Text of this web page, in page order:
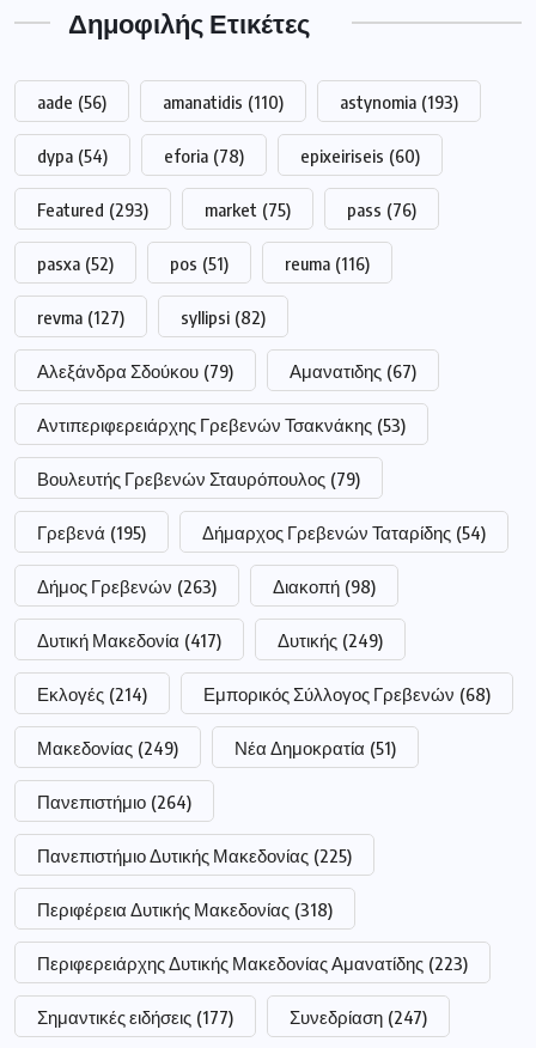
Δημοφιλής Ετικέτες
aade (56) amanatidis (110) astynomia (193)
dypa (54) eforia (78) epixeiriseis (60)
Featured (293) market (75) pass (76)
pasxa (52) pos (51) reuma (116)
revma (127) syllipsi (82)
Αλεξάνδρα Σδούκου (79) Αμανατιδης (67)
Αντιπεριφερειάρχης Γρεβενών Τσακνάκης (53)
Βουλευτής Γρεβενών Σταυρόπουλος (79)
Γρεβενά (195) Δήμαρχος Γρεβενών Ταταρίδης (54)
Δήμος Γρεβενών (263) Διακοπή (98)
Δυτική Μακεδονία (417) Δυτικής (249)
Εκλογές (214) Εμπορικός Σύλλογος Γρεβενών (68)
Μακεδονίας (249) Νέα Δημοκρατία (51)
Πανεπιστήμιο (264)
Πανεπιστήμιο Δυτικής Μακεδονίας (225)
Περιφέρεια Δυτικής Μακεδονίας (318)
Περιφερειάρχης Δυτικής Μακεδονίας Αμανατίδης (223)
Σημαντικές ειδήσεις (177) Συνεδρίαση (247)